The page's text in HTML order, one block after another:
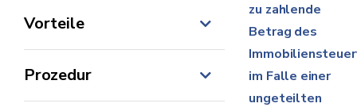
Vorteile
Prozedur
zu zahlende
Betrag des
im Falle einer
ungeteilten